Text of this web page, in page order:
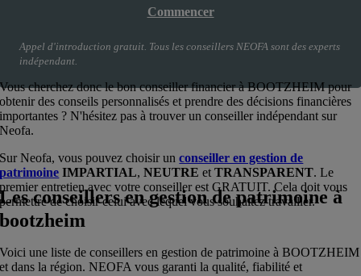
Commencer
Appel d'introduction gratuit. Tous les conseillers NEOFA sont des experts
indépendant.
Vous cherchez donc le bon conseiller financier àBOOTZHEIMpour
obtenir des conseils personnalisés et prendre des décisions financières
importantes ? N'hésitez pas à trouver un conseiller indépendant sur
Neofa.
Sur Neofa, vous pouvez choisir unconseiller en gestion de
patrimoine IMPARTIAL,NEUTREetTRANSPARENT. Le
premier entretien avec votre conseiller est GRATUIT. Cela doit vous
permettre de choisir celui avec lequel vous souhaitez travailler.
Les conseillers en gestion de patrimoine à
bootzheim
Voici une liste de conseillers en gestion de patrimoine àBOOTZHEIM
et dans la région. NEOFA vous garanti la qualité, fiabilité et